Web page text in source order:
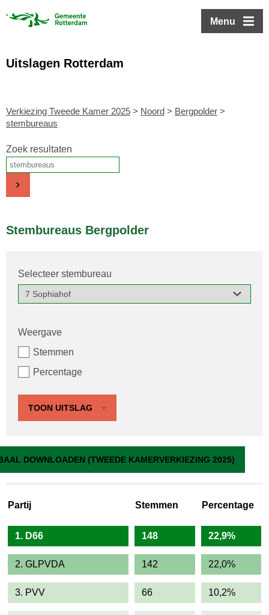
Menu
Uitslagen Rotterdam
Verkiezing Tweede Kamer 2025 > Noord > Bergpolder >
stembureaus
Zoek resultaten
Stembureaus Bergpolder
Selecteer stembureau
Weergave
Stemmen
Percentage
TOON UITSLAG
7 Sophiahof
DOWNLOADEN (TWEEDE KAMERVERKIEZING 2025)
Partij Stemmen Percentage
1. D66 148 22,9%
2. GLPVDA 142 22,0%
3. PVV 66 10,2%